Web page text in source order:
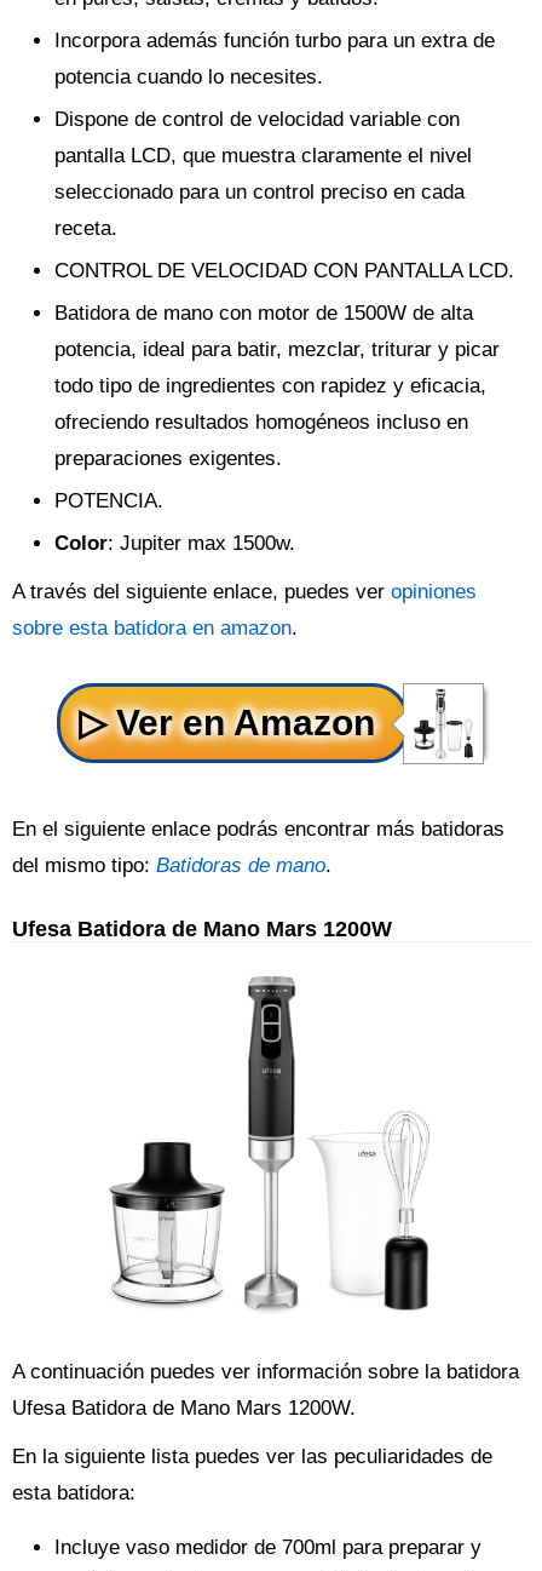
Incorpora además función turbo para un extra de
potencia cuando lo necesites.
Dispone de control de velocidad variable con
pantalla LCD, que muestra claramente el nivel
seleccionado para un control preciso en cada
receta.
CONTROL DE VELOCIDAD CON PANTALLA LCD.
Batidora de mano con motor de 1500W de alta
potencia, ideal para batir, mezclar, triturar y picar
todo tipo de ingredientes con rapidez y eficacia,
ofreciendo resultados homogéneos incluso en
preparaciones exigentes.
POTENCIA.
Color: Jupiter max 1500w.
A través del siguiente enlace, puedes ver opiniones
sobre esta batidora en amazon.
En el siguiente enlace podrás encontrar más batidoras
del mismo tipo: Batidoras de mano.
Ufesa Batidora de Mano Mars 1200W
A continuación puedes ver información sobre la batidora
Ufesa Batidora de Mano Mars 1200W.
En la siguiente lista puedes ver las peculiaridades de
esta batidora:
Incluye vaso medidor de 700ml para preparar y